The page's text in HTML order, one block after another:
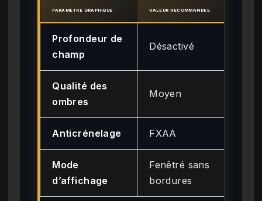
PARAMÈTRE GRAPHIQUE VALEUR RECOMMANDÉE
Profondeur de
champ
Désactivé
Qualité des
ombres
Moyen
Anticrénelage FXAA
Mode
d’affichage
Fenêtré sans
bordures